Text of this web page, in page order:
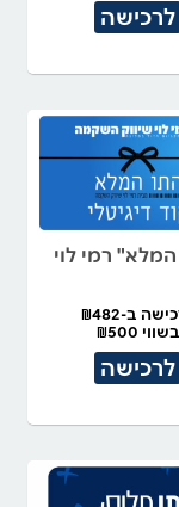
לרכישה
רמי לוי
ב-₪482
בשווי ₪500
לרכישה